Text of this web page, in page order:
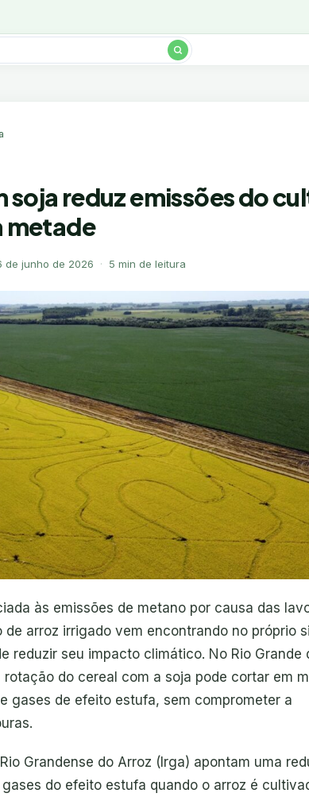
soja reduz emissões do
metade
de junho de 2026 · 5 min de leitura
às emissões de metano por causa das
de arroz irrigado vem encontrando no próprio
reduzir seu impacto climático. No Rio Grande
do cereal com a soja pode cortar em
gases de efeito estufa, sem comprometer a
Grandense do Arroz (Irga) apontam uma
do efeito estufa quando o arroz é